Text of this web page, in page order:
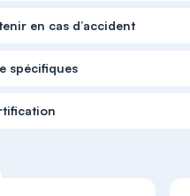
en cas d’accident
spécifiques